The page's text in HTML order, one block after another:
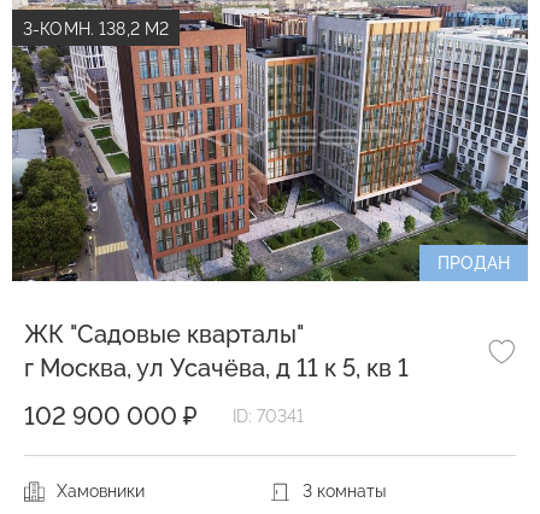
3-КОМН. 138,2 М2
ПРОДАН
ЖК "Садовые кварталы"
г Москва, ул Усачёва, д 11 к 5, кв 1
102 900 000 ₽
ID: 70341
Хамовники 3 комнаты